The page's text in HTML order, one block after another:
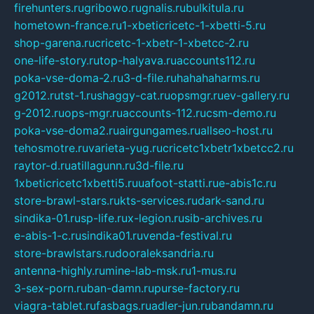
firehunters.rugribowo.rugnalis.rubulkitula.ru
hometown-france.ru1-xbeticricetc-1-xbetti-5.ru
shop-garena.rucricetc-1-xbetr-1-xbetcc-2.ru
one-life-story.rutop-halyava.ruaccounts112.ru
poka-vse-doma-2.ru3-d-file.ruhahahaharms.ru
g2012.rutst-1.rushaggy-cat.ruopsmgr.ruev-gallery.ru
g-2012.ruops-mgr.ruaccounts-112.rucsm-demo.ru
poka-vse-doma2.ruairgungames.ruallseo-host.ru
tehosmotre.ruvarieta-yug.rucricetc1xbetr1xbetcc2.ru
raytor-d.ruatillagunn.ru3d-file.ru
1xbeticricetc1xbetti5.ruuafoot-statti.rue-abis1c.ru
store-brawl-stars.rukts-services.rudark-sand.ru
sindika-01.rusp-life.rux-legion.rusib-archives.ru
e-abis-1-c.rusindika01.ruvenda-festival.ru
store-brawlstars.rudooraleksandria.ru
antenna-highly.rumine-lab-msk.ru1-mus.ru
3-sex-porn.ruban-damn.rupurse-factory.ru
viagra-tablet.rufasbags.ruadler-jun.rubandamn.ru